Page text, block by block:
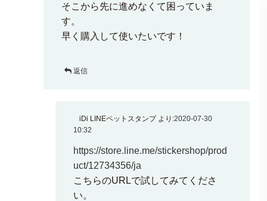
そこから先に進めなくて困っていま
す。
早く購入して使いたいです！
返信
iDi LINEペットスタンプ より:2020-07-30
10:32
https://store.line.me/stickershop/prod
uct/12734356/ja
こちらのURLで試してみてくださ
い。